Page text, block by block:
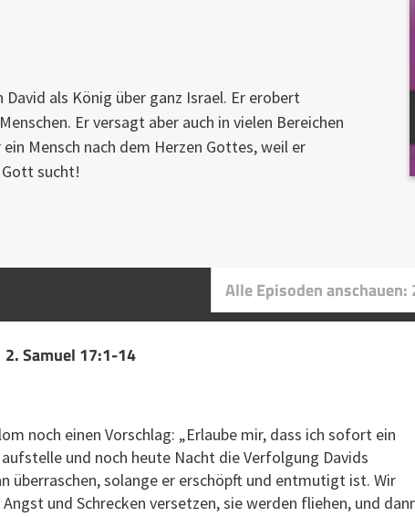
David als König über ganz Israel. Er erobert
Er versagt aber auch in vielen Bereichen
Mensch nach dem Herzen Gottes, weil er
sucht!
Alle Episoden anschauen:
Samuel 17:1-14
noch einen Vorschlag: „Erlaube mir, dass ich sofort ein
und noch heute Nacht die Verfolgung Davids
überraschen, solange er erschöpft und entmutigt ist. Wir
und Schrecken versetzen, sie werden fliehen, und